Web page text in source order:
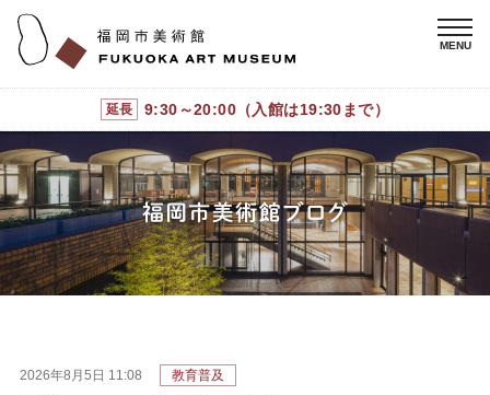
延長 9:30～20:00（入館は19:30まで）
2026年8月5日 11:08 教育普及